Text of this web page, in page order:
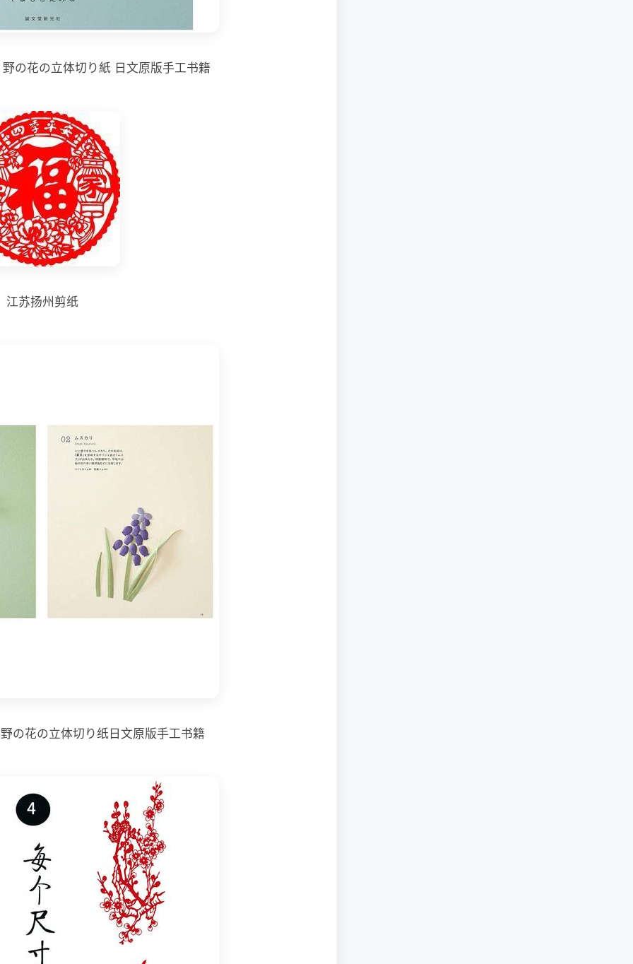
の花の立体切り紙 日文原版手工书籍
江苏扬州剪纸
の花の立体切り纸日文原版手工书籍